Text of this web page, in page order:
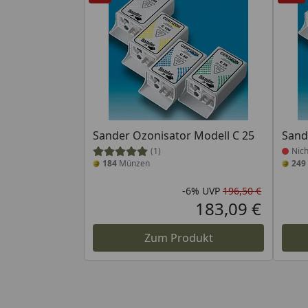
Sander Ozonisator Modell C 25
(1)
184 Münzen
Rabatt in
-6% UVP 196,50 €
Aktueller
183,09 €
Zum Produkt
249